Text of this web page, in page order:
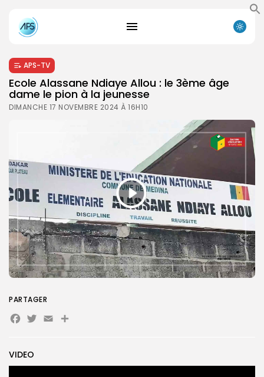
Search
APS-TV
Ecole Alassane Ndiaye Allou : le 3ème âge
dame le pion à la jeunesse
DIMANCHE 17 NOVEMBRE 2024 À 16H10
VIDEO
PARTAGER
Facebook
Twitter
EmailPartager